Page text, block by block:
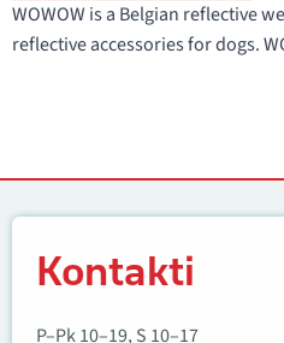
WOWOW is a Belgian reflective
reflective accessories for dogs.
Kontakti
P–Pk 10–19, S 10–17